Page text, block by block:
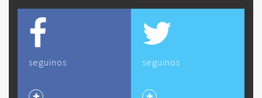
seguinos seguinos